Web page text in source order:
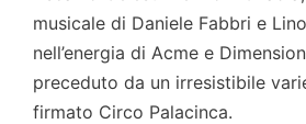
musicale di Daniele Fabbri e
nell’energia di Acme e
preceduto da un irresistibile
firmato Circo Palacinca.